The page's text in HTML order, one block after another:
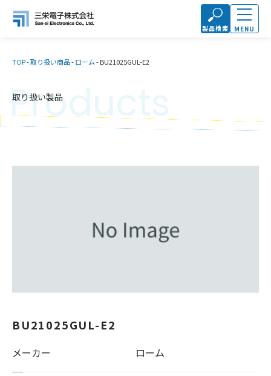
製品検索 MENU
TOP-取り扱い商品-ローム-BU21025GUL-E2
取り扱い製品
Products
BU21025GUL-E2
メーカー ローム